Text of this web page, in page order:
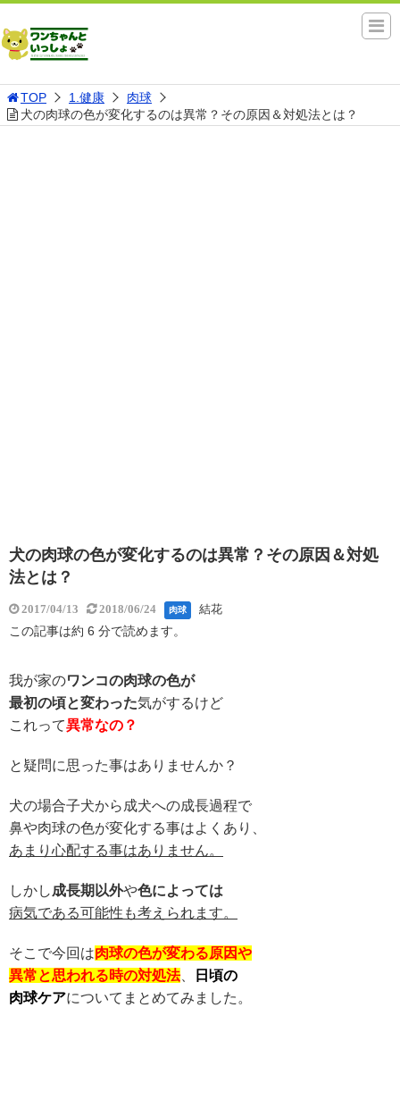
TOP 1.健康
肉球
犬の肉球の色が変化するのは異常？その原因＆対処法とは？
犬の肉球の色が変化するのは異常？その原因＆対処
法とは？
2017/04/13 2018/06/24 肉球 結花
この記事は約 6 分で読めます。
我が家のワンコの肉球の色が
最初の頃と変わった気がするけど
これって異常なの？
と疑問に思った事はありませんか？
犬の場合子犬から成犬への成長過程で
鼻や肉球の色が変化する事はよくあり、
あまり心配する事はありません。
しかし成長期以外や色によっては
病気である可能性も考えられます。
そこで今回は肉球の色が変わる原因や
異常と思われる時の対処法、
日頃の
肉球ケアについてまとめてみました。